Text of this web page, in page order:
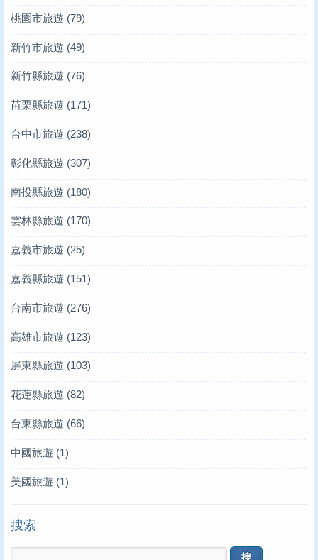
桃園市旅遊 (79)
新竹市旅遊 (49)
新竹縣旅遊 (76)
苗栗縣旅遊 (171)
台中市旅遊 (238)
彰化縣旅遊 (307)
南投縣旅遊 (180)
雲林縣旅遊 (170)
嘉義市旅遊 (25)
嘉義縣旅遊 (151)
台南市旅遊 (276)
高雄市旅遊 (123)
屏東縣旅遊 (103)
花蓮縣旅遊 (82)
台東縣旅遊 (66)
中國旅遊 (1)
美國旅遊 (1)
搜索